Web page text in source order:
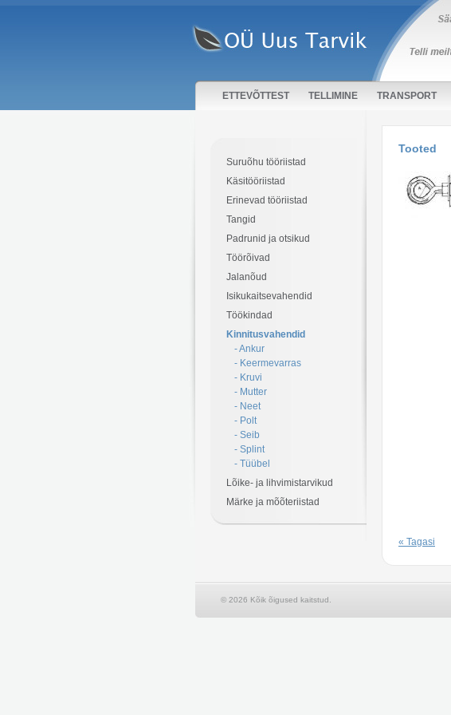
ETTEVÕTTEST TELLIMINE TRANSPORT
Suruõhu tööriistad
Käsitööriistad
Erinevad tööriistad
Tangid
Padrunid ja otsikud
Töörõivad
Jalanõud
Isikukaitsevahendid
Töökindad
Kinnitusvahendid
- Ankur
- Keermevarras
- Kruvi
- Mutter
- Neet
- Polt
- Seib
- Splint
- Tüübel
Lõike- ja lihvimistarvikud
Märke ja mõõteriistad
Tooted
« Tagasi
© 2026 Kõik õigused kaitstud.